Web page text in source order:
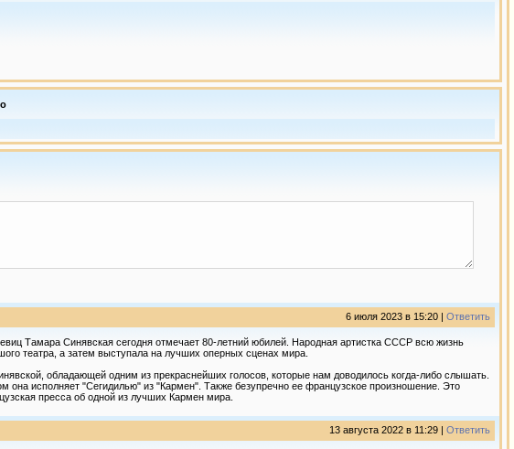
6 июля 2023 в 15:20 | Ответить
Тамара Синявская сегодня отмечает 80-летний юбилей. Народная артистка СССР всю жизнь
театра, а затем выступала на лучших оперных сценах мира.
обладающей одним из прекраснейших голосов, которые нам доводилось когда-либо слышать.
она исполняет "Сегидилью" из "Кармен". Также безупречно ее французское произношение. Это
пресса об одной из лучших Кармен мира.
13 августа 2022 в 11:29 | Ответить